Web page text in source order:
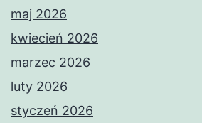
maj 2026
kwiecień 2026
marzec 2026
luty 2026
styczeń 2026